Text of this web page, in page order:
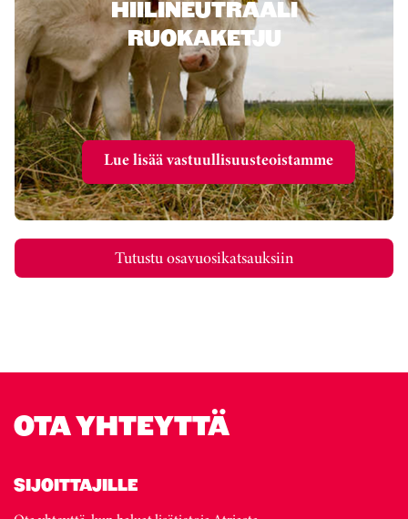
HIILINEUTRAALI
RUOKAKETJU
Lue lisää vastuullisuusteoistamme
Tutustu osavuosikatsauksiin
OTA YHTEYTTÄ
SIJOITTAJILLE